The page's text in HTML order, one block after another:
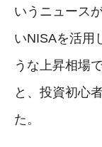
いうニュース
いNISAを活用
うな上昇相場
と、投資初心
た。